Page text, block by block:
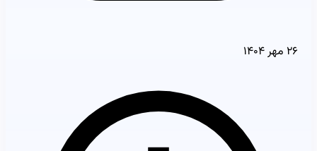
۲۶ مهر ۱۴۰۴